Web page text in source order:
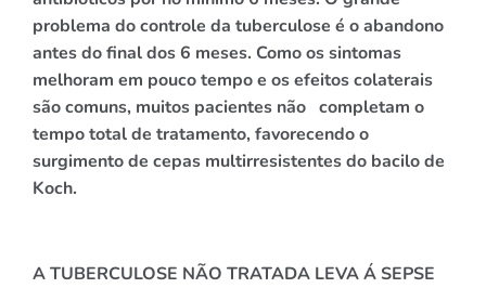
problema do controle da tuberculose é o abandono
antes do final dos 6 meses. Como os sintomas
melhoram em pouco tempo e os efeitos colaterais
são comuns, muitos pacientes não completam o
tempo total de tratamento, favorecendo o
surgimento de cepas multirresistentes do bacilo de
Koch.
A TUBERCULOSE NÃO TRATADA LEVA Á SEPSE